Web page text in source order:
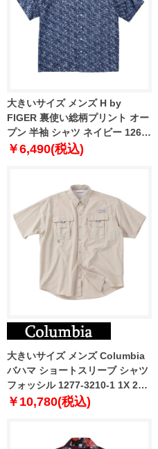
大きいサイズ メンズ H by
FIGER 裏使い総柄プリント オー
プン 半袖 シャツ ネイビー 1267-
5202-1 3L 4L 5L 6L
￥6,490(税込)
大きいサイズ メンズ Columbia
バハマ ショートスリーブ シャツ
フォッシル 1277-3210-1 1X 2X
3X 4X 5X 6X
￥10,780(税込)